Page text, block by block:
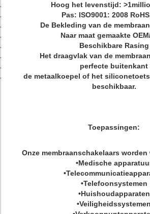
Hoog het levenstijd:
Pas: ISO9001: 2008
De Bekleding van de
Naar maat gemaakte
Beschikbare Rasing
Het draagvlak van de
perfecte buitenkant
de metaalkoepel of het
beschikbaar.
Toepassingen:
Onze membraanschakelaars
•Medische
•Telefoonsystemen
•Huishoudapparaten
•Veiligheidssystemen